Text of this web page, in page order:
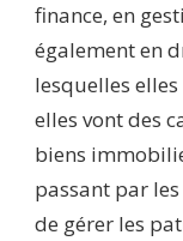
finance, en
également en
lesquelles
elles vont des
biens
passant par
de gérer les